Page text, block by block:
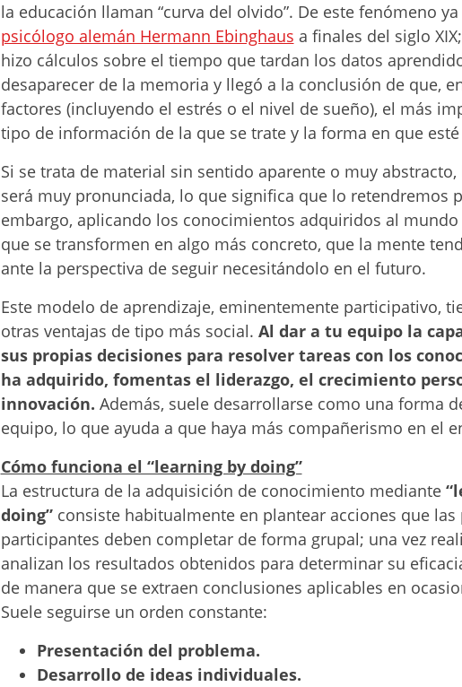
la educación llaman “curva del olvido”. De este fenómeno
psicólogo alemán Hermann Ebinghaus a finales del siglo
hizo cálculos sobre el tiempo que tardan los datos
desaparecer de la memoria y llegó a la conclusión de que,
factores (incluyendo el estrés o el nivel de sueño), el más
tipo de información de la que se trate y la forma en que
Si se trata de material sin sentido aparente o muy
será muy pronunciada, lo que significa que lo retendremos
embargo, aplicando los conocimientos adquiridos al mundo
que se transformen en algo más concreto, que la mente
ante la perspectiva de seguir necesitándolo en el futuro.
Este modelo de aprendizaje, eminentemente participativo,
otras ventajas de tipo más social. Al dar a tu equipo la
sus propias decisiones para resolver tareas con los
ha adquirido, fomentas el liderazgo, el crecimiento
innovación. Además, suele desarrollarse como una forma
equipo, lo que ayuda a que haya más compañerismo en el
Cómo funciona el “learning by doing”
La estructura de la adquisición de conocimiento mediante
doing”consiste habitualmente en plantear acciones que las
participantes deben completar de forma grupal; una vez
analizan los resultados obtenidos para determinar su
de manera que se extraen conclusiones aplicables en
Suele seguirse un orden constante:
Presentación del problema.
Desarrollo de ideas individuales.